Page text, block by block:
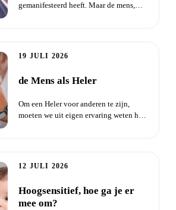
gemanifesteerd heeft. Maar de mens,
19 JULI 2026
de Mens als Heler
Om een Heler voor anderen te zijn,
moeten we uit eigen ervaring weten hoe
12 JULI 2026
Hoogsensitief, hoe ga je er
mee om?